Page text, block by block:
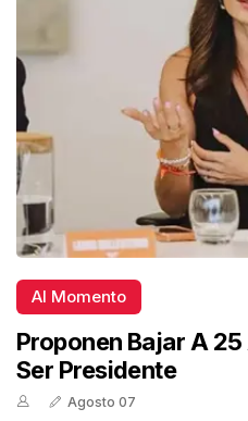
Al Momento
Proponen Bajar A
Ser Presidente
Agosto 07